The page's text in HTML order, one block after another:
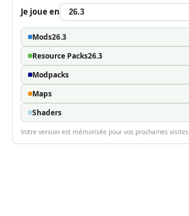
Je joue en
Mods26.3
Resource Packs26.3
Modpacks
Maps
Shaders
Votre version est mémorisée pour vos prochaines visites.